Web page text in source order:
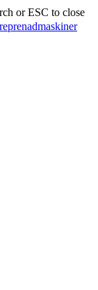
or ESC to close